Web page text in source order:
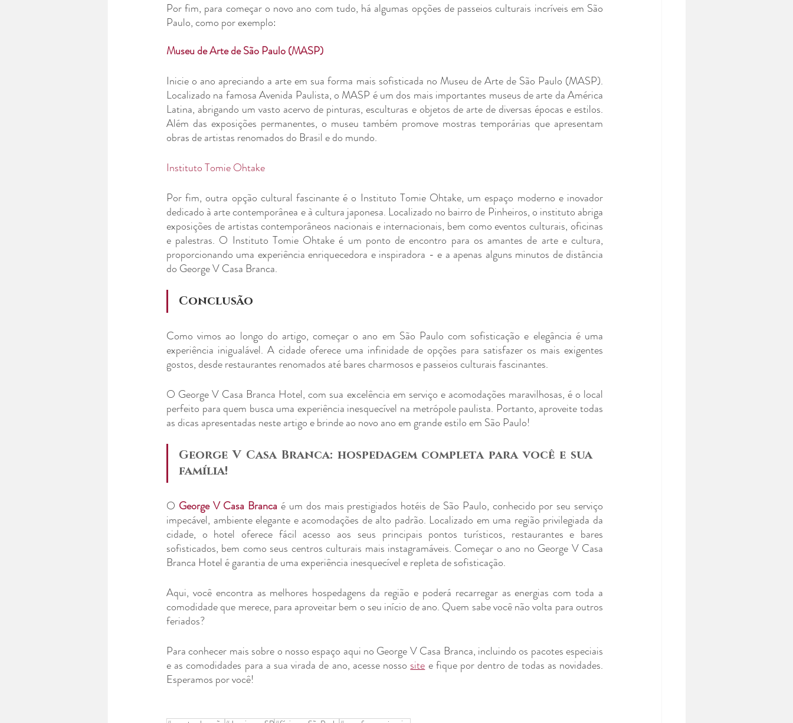
Por fim, para começar o novo ano com tudo, há algumas opções de passeios culturais incríveis em São
Paulo, como por exemplo:
Museu de Arte de São Paulo (MASP)
Inicie o ano apreciando a arte em sua forma mais sofisticada no Museu de Arte de São Paulo (MASP).
Localizado na famosa Avenida Paulista, o MASP é um dos mais importantes museus de arte da América
Latina, abrigando um vasto acervo de pinturas, esculturas e objetos de arte de diversas épocas e estilos.
Além das exposições permanentes, o museu também promove mostras temporárias que apresentam
obras de artistas renomados do Brasil e do mundo.
Instituto Tomie Ohtake
Por fim, outra opção cultural fascinante é o Instituto Tomie Ohtake, um espaço moderno e inovador
dedicado à arte contemporânea e à cultura japonesa. Localizado no bairro de Pinheiros, o instituto abriga
exposições de artistas contemporâneos nacionais e internacionais, bem como eventos culturais, oficinas
e palestras. O Instituto Tomie Ohtake é um ponto de encontro para os amantes de arte e cultura,
proporcionando uma experiência enriquecedora e inspiradora - e a apenas alguns minutos de distância
do George V Casa Branca.
Conclusão
Como vimos ao longo do artigo, começar o ano em São Paulo com sofisticação e elegância é uma
experiência inigualável. A cidade oferece uma infinidade de opções para satisfazer os mais exigentes
gostos, desde restaurantes renomados até bares charmosos e passeios culturais fascinantes.
O George V Casa Branca Hotel, com sua excelência em serviço e acomodações maravilhosas, é o local
perfeito para quem busca uma experiência inesquecível na metrópole paulista. Portanto, aproveite todas
as dicas apresentadas neste artigo e brinde ao novo ano em grande estilo em São Paulo!
George V Casa Branca: hospedagem completa para você e sua
família!
O George V Casa Branca é um dos mais prestigiados hotéis de São Paulo, conhecido por seu serviço
impecável, ambiente elegante e acomodações de alto padrão. Localizado em uma região privilegiada da
cidade, o hotel oferece fácil acesso aos seus principais pontos turísticos, restaurantes e bares
sofisticados, bem como seus centros culturais mais instagramáveis. Começar o ano no George V Casa
Branca Hotel é garantia de uma experiência inesquecível e repleta de sofisticação.
Aqui, você encontra as melhores hospedagens da região e poderá recarregar as energias com toda a
comodidade que merece, para aproveitar bem o seu início de ano. Quem sabe você não volta para outros
feriados?
Para conhecer mais sobre o nosso espaço aqui no George V Casa Branca, incluindo os pacotes especiais
e as comodidades para a sua virada de ano, acesse nosso site e fique por dentro de todas as novidades.
Esperamos por você!